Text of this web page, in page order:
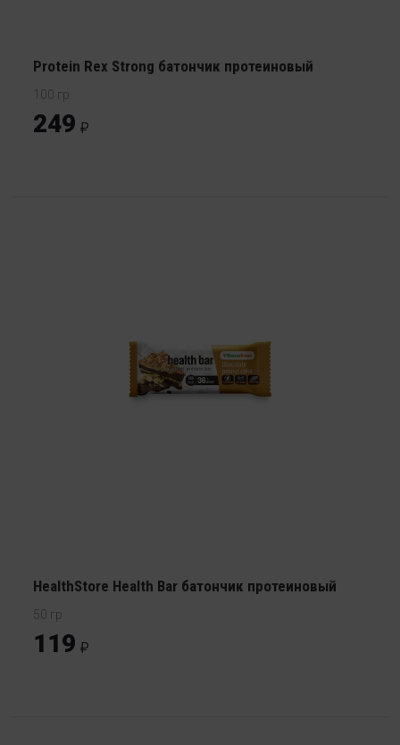
Protein Rex Strong батончик протеиновый
100 гр
249
HealthStore Health Bar батончик протеиновый
50 гр
119